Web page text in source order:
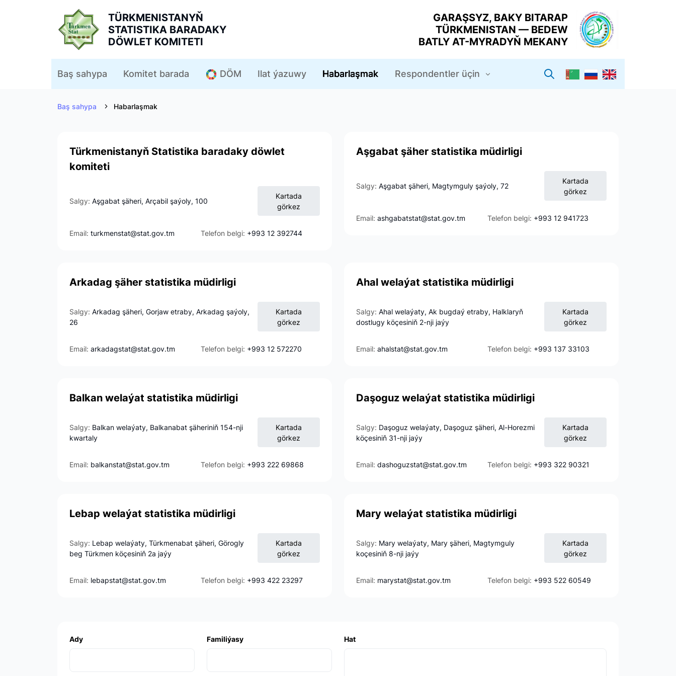
TÜRKMENISTANYŇ
STATISTIKA BARADAKY
DÖWLET KOMITETI
GARAŞSYZ, BAKY BITARAP
TÜRKMENISTAN — BEDEW
BATLY AT-MYRADYŇ MEKANY
Baş sahypa Komitet barada DÖM Ilat ýazuwy Habarlaşmak Respondentler üçin
Baş sahypa Habarlaşmak
Türkmenistanyň Statistika baradaky döwlet
komiteti
Salgy: Aşgabat şäheri, Arçabil şaýoly, 100
Kartada
görkez
Email: turkmenstat@stat.gov.tm Telefon belgi: +993 12 392744
Aşgabat şäher statistika müdirligi
Salgy: Aşgabat şäheri, Magtymguly şaýoly, 72
Kartada
görkez
Email: ashgabatstat@stat.gov.tm Telefon belgi: +993 12 941723
Arkadag şäher statistika müdirligi
Salgy: Arkadag şäheri, Gorjaw etraby, Arkadag şaýoly,
26
Kartada
görkez
Email: arkadagstat@stat.gov.tm Telefon belgi: +993 12 572270
Ahal welaýat statistika müdirligi
Salgy: Ahal welaýaty, Ak bugdaý etraby, Halklaryň
dostlugy köçesiniň 2-nji jaýy
Kartada
görkez
Email: ahalstat@stat.gov.tm Telefon belgi: +993 137 33103
Balkan welaýat statistika müdirligi
Salgy: Balkan welaýaty, Balkanabat şäheriniň 154-nji
kwartaly
Kartada
görkez
Email: balkanstat@stat.gov.tm Telefon belgi: +993 222 69868
Daşoguz welaýat statistika müdirligi
Salgy: Daşoguz welaýaty, Daşoguz şäheri, Al-Horezmi
köçesiniň 31-nji jaýy
Kartada
görkez
Email: dashoguzstat@stat.gov.tm Telefon belgi: +993 322 90321
Lebap welaýat statistika müdirligi
Salgy: Lebap welaýaty, Türkmenabat şäheri, Görogly
beg Türkmen köçesiniň 2a jaýy
Kartada
görkez
Email: lebapstat@stat.gov.tm Telefon belgi: +993 422 23297
Mary welaýat statistika müdirligi
Salgy: Mary welaýaty, Mary şäheri, Magtymguly
koçesiniň 8-nji jaýy
Kartada
görkez
Email: marystat@stat.gov.tm Telefon belgi: +993 522 60549
Ady Familiýasy Hat